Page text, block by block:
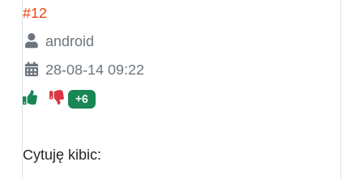
#12
android
28-08-14 09:22
+6
Cytuję kibic: